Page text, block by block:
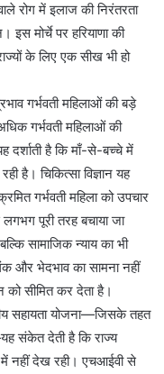
रोग में इलाज की निरंतरता
इस मोर्चे पर हरियाणा की
के लिए एक सीख भी हो
गर्भवती महिलाओं की बड़े
गर्भवती महिलाओं की
दर्शाती है कि माँ-से-बच्चे में
है। चिकित्सा विज्ञान यह
गर्भवती महिला को उपचार
पूरी तरह बचाया जा
सामाजिक न्याय का भी
और भेदभाव का सामना नहीं
सीमित कर देता है।
सहायता योजना—जिसके तहत
संकेत देती है कि राज्य
में नहीं देख रही। एचआईवी से